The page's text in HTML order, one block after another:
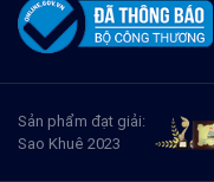
Sản phẩm đạt giải:
Sao Khuê 2023